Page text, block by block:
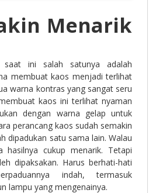
Menarik
ini salah satunya adalah
membuat kaos menjadi terlihat
warna kontras yang sangat seru
kaos ini terlihat nyaman
dengan warna gelap untuk
perancang kaos sudah semakin
dipadukan satu sama lain. Walau
hasilnya cukup menarik. Tetapi
dipaksakan. Harus berhati-hati
indah, termasuk
lampu yang mengenainya.